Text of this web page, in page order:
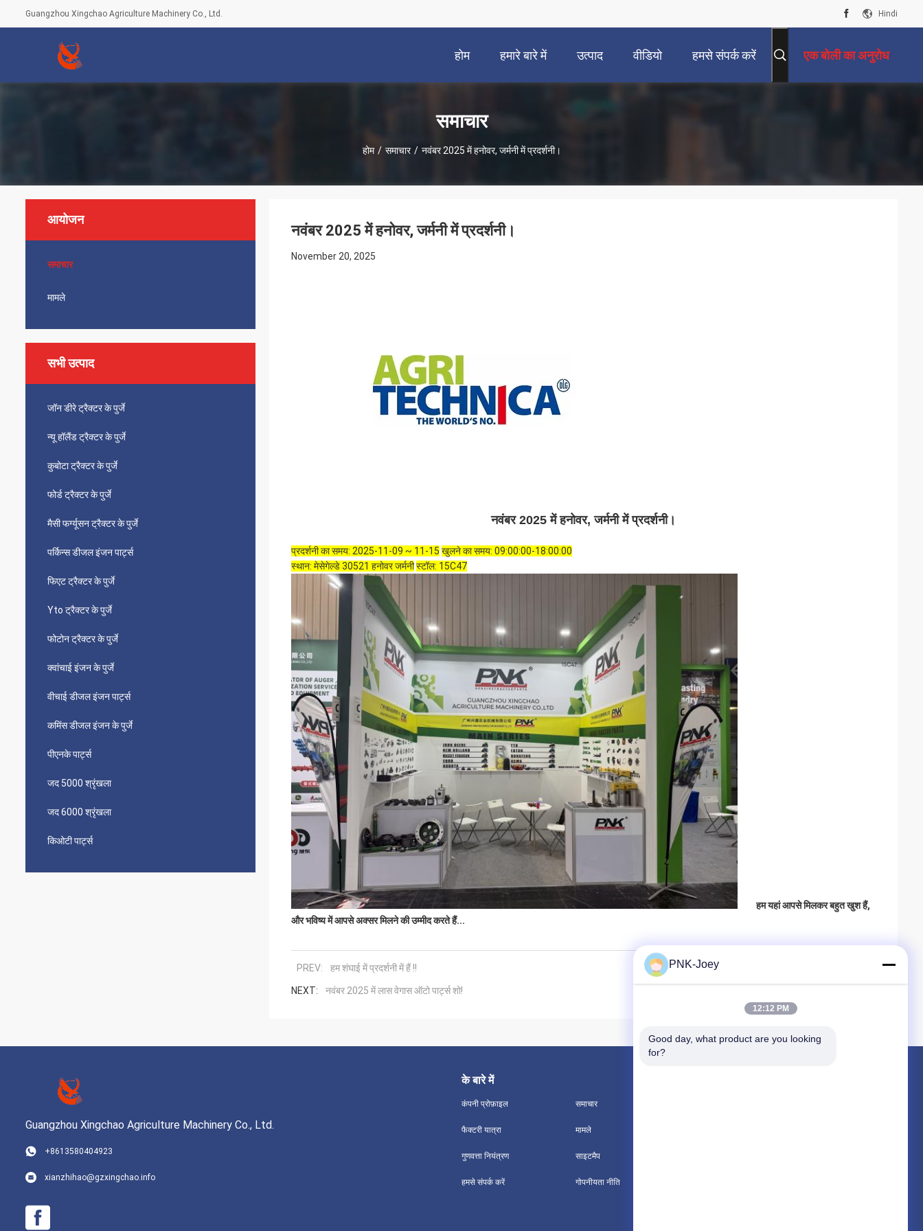
Guangzhou Xingchao Agriculture Machinery Co., Ltd. Hindi
होम हमारे बारे में उत्पाद वीडियो हमसे संपर्क करें एक बोली का अनुरोध
समाचार
होम / समाचार / नवंबर 2025 में हनोवर, जर्मनी में प्रदर्शनी।
आयोजन
समाचार
मामले
सभी उत्पाद
जॉन डीरे ट्रैक्टर के पुर्जे
न्यू हॉलैंड ट्रैक्टर के पुर्जे
कुबोटा ट्रैक्टर के पुर्जे
फोर्ड ट्रैक्टर के पुर्जे
मैसी फर्ग्यूसन ट्रैक्टर के पुर्जे
पर्किन्स डीजल इंजन पार्ट्स
फिएट ट्रैक्टर के पुर्जे
Yto ट्रैक्टर के पुर्जे
फोटोन ट्रैक्टर के पुर्जे
क्वांचाई इंजन के पुर्जे
वीचाई डीजल इंजन पार्ट्स
कमिंस डीजल इंजन के पुर्जे
पीएनके पार्ट्स
जद 5000 श्रृंखला
जद 6000 श्रृंखला
किओटी पार्ट्स
नवंबर 2025 में हनोवर, जर्मनी में प्रदर्शनी।
November 20, 2025
नवंबर 2025 में हनोवर, जर्मनी में प्रदर्शनी।
प्रदर्शनी का समय: 2025-11-09 ~ 11-15 खुलने का समय: 09:00:00-18:00:00
स्थान: मेसेगेल्डे 30521 हनोवर जर्मनीस्टॉल: 15C47
हम यहां आपसे मिलकर बहुत खुश हैं,
और भविष्य में आपसे अक्सर मिलने की उम्मीद करते हैं...
PREV: हम शंघाई में प्रदर्शनी में हैं !!
NEXT: नवंबर 2025 में लास वेगास ऑटो पार्ट्स शो!
Guangzhou Xingchao Agriculture Machinery Co., Ltd.
+8613580404923
xianzhihao@gzxingchao.info
के बारे में
कंपनी प्रोफ़ाइल
फैक्टरी यात्रा
गुणवत्ता नियंत्रण
हमसे संपर्क करें
समाचार
मामले
साइटमैप
गोपनीयता नीति
PNK-Joey
12:12 PM
Good day, what product are you looking
for?